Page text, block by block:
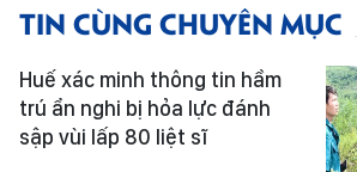
TIN CÙNG CHUYÊN MỤC
Huế xác minh thông tin hầm
trú ẩn nghi bị hỏa lực đánh
sập vùi lấp 80 liệt sĩ